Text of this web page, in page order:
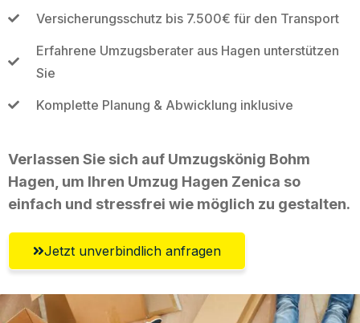
Versicherungsschutz bis 7.500€ für den Transport
Erfahrene Umzugsberater aus Hagen unterstützen
Sie
Komplette Planung & Abwicklung inklusive
Verlassen Sie sich auf Umzugskönig Bohm
Hagen, um Ihren Umzug Hagen Zenica so
einfach und stressfrei wie möglich zu gestalten.
Jetzt unverbindlich anfragen